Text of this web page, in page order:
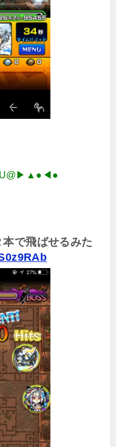
で飛ばせるみた